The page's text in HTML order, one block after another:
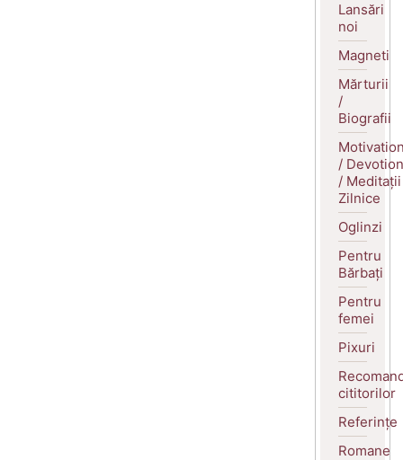
Lansări
noi
Magneti
Mărturii
/
Biografii
/
/ Meditații
Zilnice
Oglinzi
Pentru
Bărbați
Pentru
femei
Pixuri
cititorilor
Referințe
Romane